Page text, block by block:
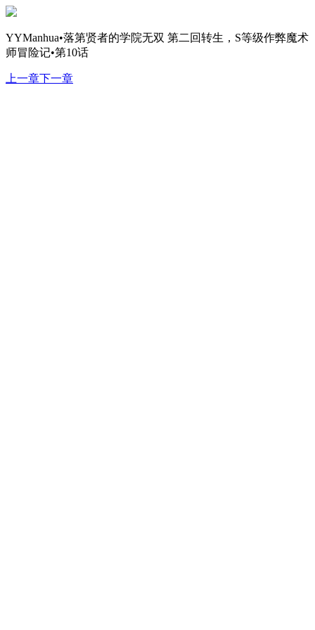
YYManhua•落第贤者的学院无双 第二回转生，S等级作弊魔术
师冒险记•第10话
上一章下一章